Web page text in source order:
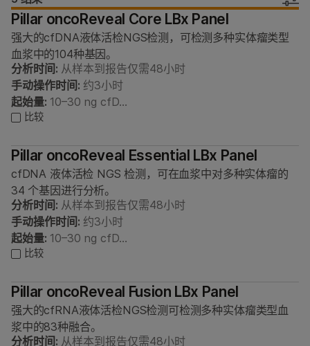
Pillar oncoReveal Core LBx Panel
强大的cfDNA液体活检NGS检测，可检测多种实体瘤类型
血浆中的104种基因。
分析时间: 从样本到报告仅需48小时
手动操作时间: 约3小时
起始量: 10–30 ng cfD…
比较
Pillar oncoReveal Essential LBx Panel
cfDNA 液体活检 NGS 检测，可在血浆中对多种实体瘤的
34 个基因进行分析。
分析时间: 从样本到报告仅需48小时
手动操作时间: 约3小时
起始量: 10–30 ng cfD…
比较
Pillar oncoReveal Fusion LBx Panel
强大的cfRNA液体活检NGS检测可检测多种实体瘤类型血
浆中的83种融合。
分析时间: 从样本到报告仅需48小时